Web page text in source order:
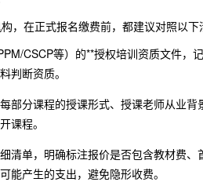
，在正式报名缴费前，都建议对照以下
CSCP等）的**授权培训资质文件，
判断资质。
部分课程的授课形式、授课老师从业
课程。
清单，明确标注报价是否包含教材费
能产生的支出，避免隐形收费。